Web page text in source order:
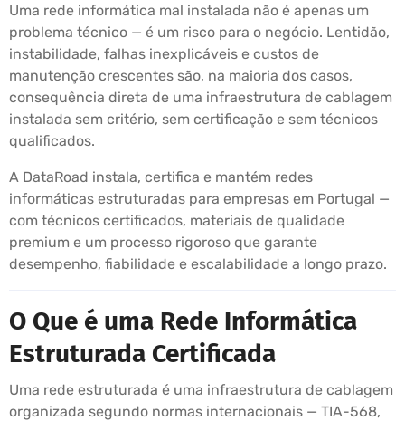
Uma rede informática mal instalada não é apenas um
problema técnico — é um risco para o negócio. Lentidão,
instabilidade, falhas inexplicáveis e custos de
manutenção crescentes são, na maioria dos casos,
consequência direta de uma infraestrutura de cablagem
instalada sem critério, sem certificação e sem técnicos
qualificados.
A DataRoad instala, certifica e mantém redes
informáticas estruturadas para empresas em Portugal —
com técnicos certificados, materiais de qualidade
premium e um processo rigoroso que garante
desempenho, fiabilidade e escalabilidade a longo prazo.
O Que é uma Rede Informática
Estruturada Certificada
Uma rede estruturada é uma infraestrutura de cablagem
organizada segundo normas internacionais — TIA-568,